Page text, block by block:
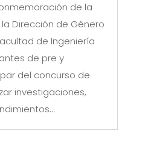
de la
Dirección de Género
de Ingeniería
de pre y
del concurso de
investigaciones,